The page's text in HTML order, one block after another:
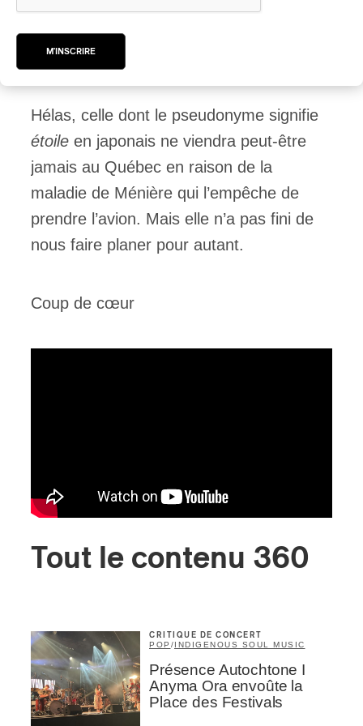
aussi debacklash
extrême.
Hélas, celle dont le pseudonyme signifie
étoile en japonais ne viendra peut-être
jamais au Québec en raison de la
maladie de Ménière qui l’empêche de
prendre l’avion. Mais elle n’a pas fini de
nous faire planer pour autant.
Coup de cœur
Tout le contenu 360
CRITIQUE DE CONCERT
POP /INDIGENOUS SOUL MUSIC
Présence Autochtone I
Anyma Ora envoûte la
Place des Festivals
M'INSCRIRE